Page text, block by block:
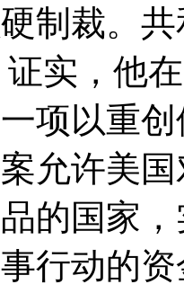
制裁。
证实，他
项以重
允许美
的国家
行动的